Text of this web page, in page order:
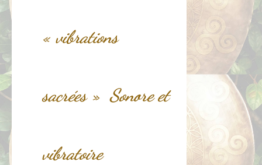
« vibrations
sacrées » Sonore et
vibratoire